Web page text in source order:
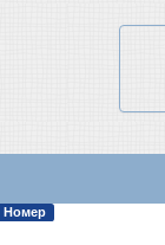
Номер